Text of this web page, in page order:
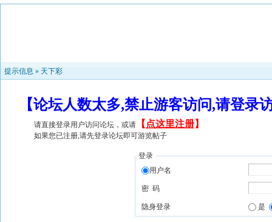
提示信息 » 天下彩
【论坛人数太多,禁止游客访问,请登
请直接登录用户访问论坛，或请 【 点这里注册】
如果您已注册,请先登录论坛即可游览帖子
登录
用户名
密 码
隐身登录 是